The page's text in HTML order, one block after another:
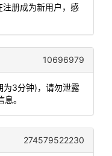
注册成为新用户，感
10696979
为3分钟)，请勿泄露
。
274579522230